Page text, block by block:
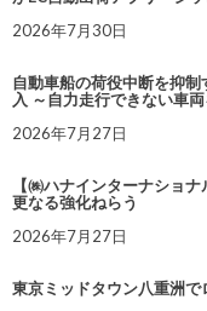
2026年7月30日
自動車船の荷役中断を抑
入 ～自力走行できない車
2026年7月27日
【㈱ハナインターナショ
更なる強化ねらう
2026年7月27日
東京ミッドタウン八重洲